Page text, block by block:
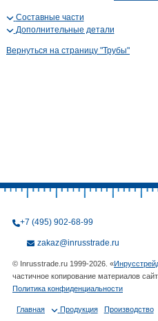
Составные части
Дополнительные детали
Вернуться на страницу "Трубы"
+7 (495) 902-68-99
zakaz@inrusstrade.ru
© Inrusstrade.ru 1999-2026. «
частичное копирование материалов
Политика конфиденциальности
Главная Продукция Производство